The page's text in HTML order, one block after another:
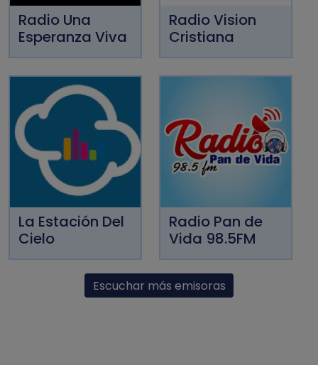
Radio Una
Esperanza Viva
Radio Vision
Cristiana
La Estación Del
Cielo
Radio Pan de
Vida 98.5FM
Escuchar más emisoras